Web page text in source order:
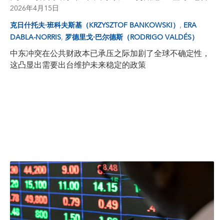
2026年4月15日
克日什托夫·班科夫斯基（KRZYSZTOF BANKOWSKI） , ERA
DABLA-NORRIS, 罗德里戈·巴尔德斯（RODRIGO VALDÉS）
中东冲突在公共财政本已承压之际加剧了全球不确定性，
这凸显出需要出台维护未来稳定的政策